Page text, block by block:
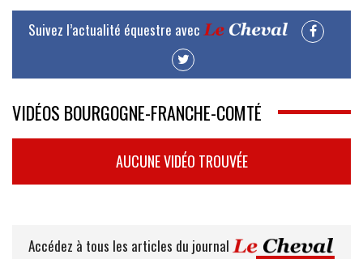
Suivez l’actualité équestre avec
VIDÉOS BOURGOGNE-FRANCHE-COMTÉ
AUCUNE VIDÉO TROUVÉE
Accédez à tous les articles du journal